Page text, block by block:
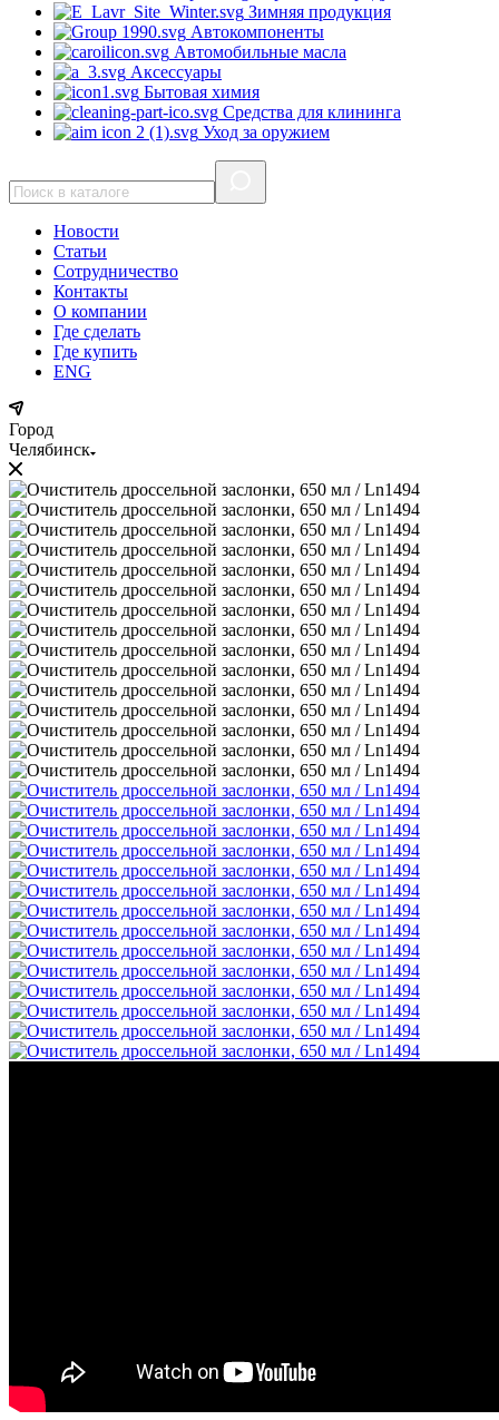
Зимняя продукция
Автокомпоненты
Автомобильные масла
Аксессуары
Бытовая химия
Средства для клининга
Уход за оружием
Новости
Статьи
Сотрудничество
Контакты
О компании
Где сделать
Где купить
ENG
Город
Челябинск